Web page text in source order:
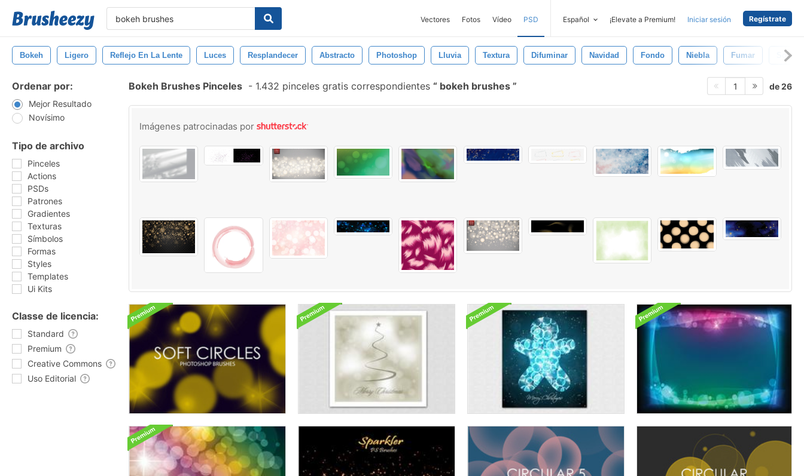
Vectores Fotos Vídeo PSD Español ¡Elevate a Premium! Iniciar sesión Regístrate
Bokeh Ligero Reflejo En La Lente Luces Resplandecer Abstracto Photoshop Lluvia Textura Difuminar Navidad Fondo Niebla Fumar Sol
Ordenar por:
Mejor Resultado
Novísimo
Tipo de archivo
Pinceles
Actions
PSDs
Patrones
Gradientes
Texturas
Símbolos
Formas
Styles
Templates
Ui Kits
Classe de licencia:
Standard
Premium
Creative Commons
Uso Editorial
Bokeh Brushes Pinceles - 1.432 pinceles gratis correspondientes bokeh brushes 1 de 26
Imágenes patrocinadas por